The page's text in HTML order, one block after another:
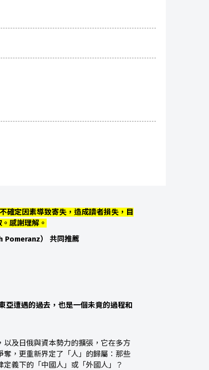
確定因素導致寄失，造成讀者損失，目
感謝理解。
Pomeranz） 共同推薦
亞遭遇的過去，也是一個未竟的過程和
及日俄與資本勢力的擴張，它在多方
，更重新界定了「人」的歸屬：那些
義下的「中國人」或「外國人」？